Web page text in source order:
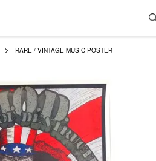
RARE / VINTAGE MUSIC POSTER